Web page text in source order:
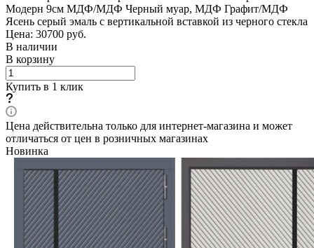
Модерн 9см МДФ/МДФ Черный муар, МДФ Графит/МДФ
Ясень серый эмаль с вертикальной вставкой из черного стекла
Цена: 30700 руб.
В наличии
В корзину
Купить в 1 клик
Цена действительна только для интернет-магазина и может
отличаться от цен в розничных магазинах
Новинка